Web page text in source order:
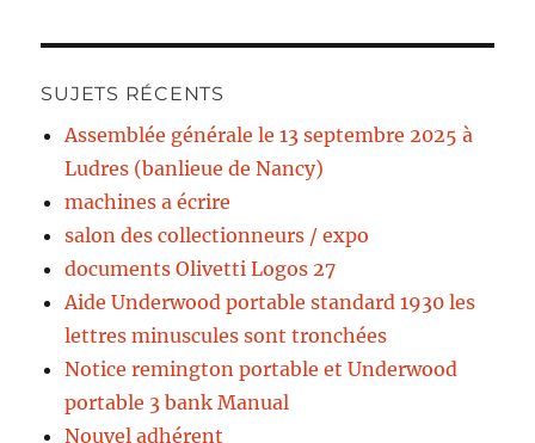
SUJETS RÉCENTS
Assemblée générale le 13 septembre 2025 à
Ludres (banlieue de Nancy)
machines a écrire
salon des collectionneurs / expo
documents Olivetti Logos 27
Aide Underwood portable standard 1930 les
lettres minuscules sont tronchées
Notice remington portable et Underwood
portable 3 bank Manual
Nouvel adhérent